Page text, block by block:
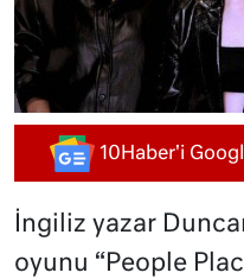
10Haber'i
İngiliz yazar
oyunu “People